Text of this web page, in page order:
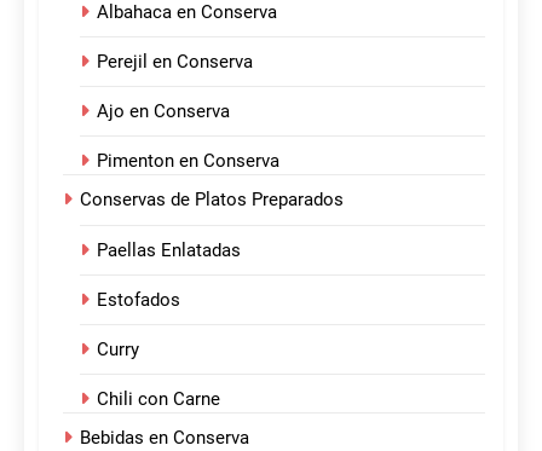
Albahaca en Conserva
Perejil en Conserva
Ajo en Conserva
Pimenton en Conserva
Conservas de Platos Preparados
Paellas Enlatadas
Estofados
Curry
Chili con Carne
Bebidas en Conserva